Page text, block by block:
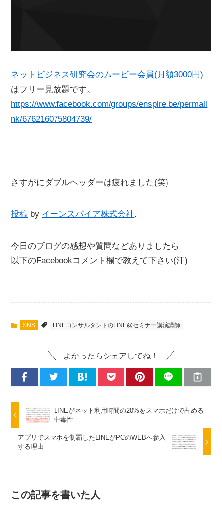
ネットビジネス研究会のムービー会員(月額3000円)
はフリー見放題です。
https://www.facebook.com/groups/enspire.be/permali
nk/676216075804739/
さすがにダブルヘッダーは疲れました(笑)
投稿 by イーンスパイア株式会社.
今日のブログの感想や質問などありましたら
以下のFacebookコメント欄で教えて下さい(汗)
SNS LINEコンサルタントのLINE@セミナー講演講師
よかったらシェアしてね！
LINEがネット利用時間の20%をスマホだけで占める
中毒性
アプリでスマホを制覇したLINEがPCのWEBへ参入
する理由
この記事を書いた人